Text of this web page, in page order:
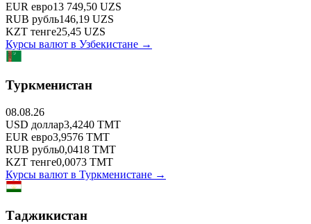
EUR евро13 749,50 UZS
RUB рубль146,19 UZS
KZT тенге25,45 UZS
Курсы валют в Узбекистане →
Туркменистан
08.08.26
USD доллар3,4240 TMT
EUR евро3,9576 TMT
RUB рубль0,0418 TMT
KZT тенге0,0073 TMT
Курсы валют в Туркменистане →
Таджикистан